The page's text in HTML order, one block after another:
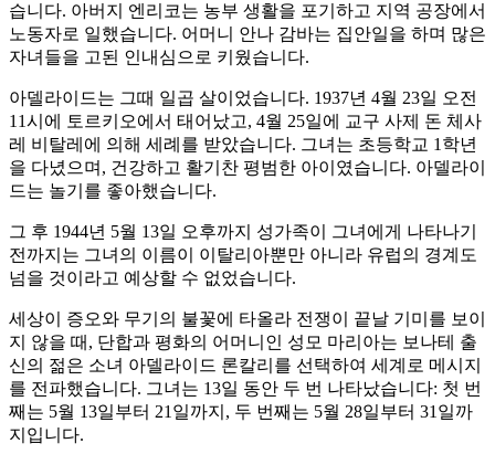
습니다. 아버지 엔리코는 농부 생활을 포기하고 지역 공장에서
노동자로 일했습니다. 어머니 안나 감바는 집안일을 하며 많은
자녀들을 고된 인내심으로 키웠습니다.
아델라이드는 그때 일곱 살이었습니다. 1937년 4월 23일 오전
11시에 토르키오에서 태어났고, 4월 25일에 교구 사제 돈 체사
레 비탈레에 의해 세례를 받았습니다. 그녀는 초등학교 1학년
을 다녔으며, 건강하고 활기찬 평범한 아이였습니다. 아델라이
드는 놀기를 좋아했습니다.
그 후 1944년 5월 13일 오후까지 성가족이 그녀에게 나타나기
전까지는 그녀의 이름이 이탈리아뿐만 아니라 유럽의 경계도
넘을 것이라고 예상할 수 없었습니다.
세상이 증오와 무기의 불꽃에 타올라 전쟁이 끝날 기미를 보이
지 않을 때, 단합과 평화의 어머니인 성모 마리아는 보나테 출
신의 젊은 소녀 아델라이드 론칼리를 선택하여 세계로 메시지
를 전파했습니다. 그녀는 13일 동안 두 번 나타났습니다: 첫 번
째는 5월 13일부터 21일까지, 두 번째는 5월 28일부터 31일까
지입니다.